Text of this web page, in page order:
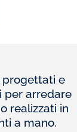
progettati e
per arredare
realizzati in
a mano.